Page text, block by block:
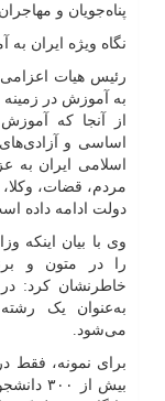
پناه‌جویان و
نگاه ویژه ایران
رئیس هیات اعزامی
به آموزش در زمینه
از آنجا که
اساسی و
اسلامی ایران به
مردم، قضات،
دولت ادامه داده
وی با بیان
را در متون و
خاطرنشان کرد:
به‌عنوان یک
می‌شود.
بیش از